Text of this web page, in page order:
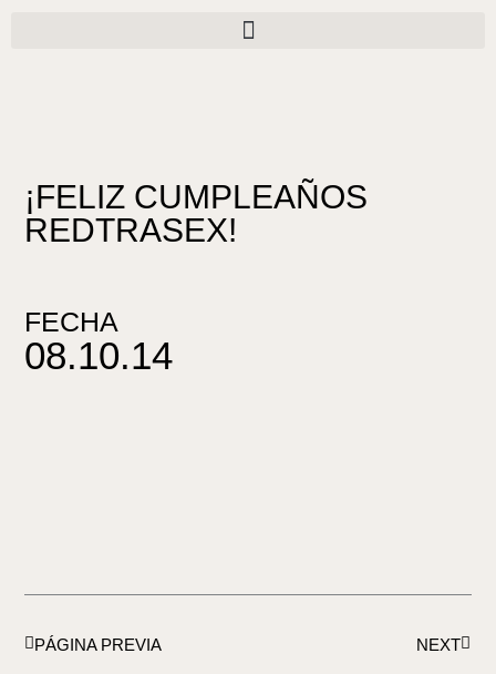
¡FELIZ CUMPLEAÑOS
REDTRASEX!
FECHA
08.10.14
PÁGINA PREVIA
NEXT